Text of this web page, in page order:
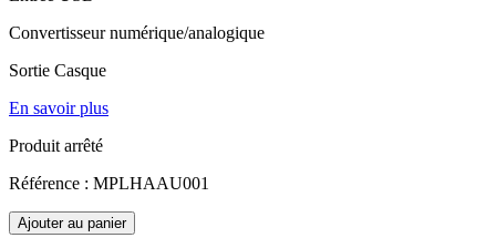
Convertisseur numérique/analogique
Sortie Casque
En savoir plus
Produit arrêté
Référence : MPLHAAU001
Ajouter au panier